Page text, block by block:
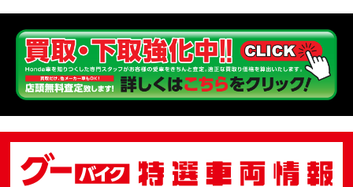
EVENT KOOD クロモリアクスルシャフトお客様のバイクで体感試走
MOVIE 【三重→香川】このバイク、なんだと思いますか？【ホンダ バイク】【Honda DREAM】【三重県】
EVENT “コカ・コーラ”鈴鹿８時間耐久ロードレース 第47回大会「TSR応援席プレミアムチケット販売開始！」
MOVIE 【ホンダ バイク】バイクを長持ちさせる洗車を教えてもらった【プロの裏ワザ】
MOVIE 【ホンダ バイク】DCTが搭載しているバイクに試乗したんだけどなめてました・・【Rebel 1100 S Edition Dual Clutch Transmission】
EVENT
MOVIE 【ホンダ バイク】 ホンダドリーム鈴鹿の未公開シーン【モトベはつこ】